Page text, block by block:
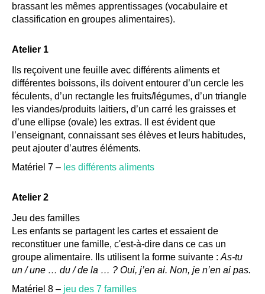
brassant les mêmes apprentissages (vocabulaire et
classification en groupes alimentaires).
Atelier 1
Ils reçoivent une feuille avec différents aliments et
différentes boissons, ils doivent entourer d’un cercle les
féculents, d’un rectangle les fruits/légumes, d’un triangle
les viandes/produits laitiers, d’un carré les graisses et
d’une ellipse (ovale) les extras. Il est évident que
l’enseignant, connaissant ses élèves et leurs habitudes,
peut ajouter d’autres éléments.
Matériel 7 – les différents aliments
Atelier 2
Jeu des familles
Les enfants se partagent les cartes et essaient de
reconstituer une famille, c'est-à-dire dans ce cas un
groupe alimentaire. Ils utilisent la forme suivante : As-tu
un / une … du / de la … ? Oui, j’en ai. Non, je n’en ai pas.
Matériel 8 – jeu des 7 familles